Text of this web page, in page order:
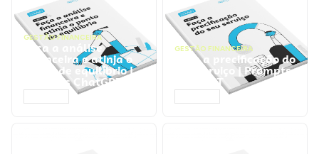
GESTÃO FINANCEIRA
Faça a análise
financeira e atinja o
ponto de equilíbrio |
Prompts ChatGPT
GESTÃO FINANCEIRA
Faça a precificação do
seu serviço | Prompts
ChatGPT